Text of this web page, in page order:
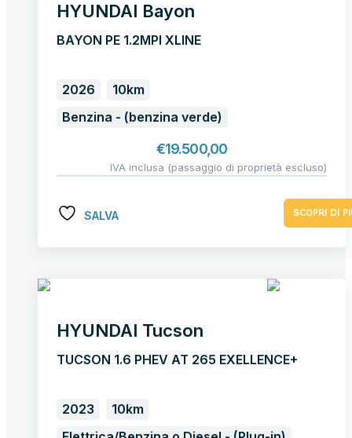
HYUNDAI Bayon
BAYON PE 1.2MPI XLINE
2026
10km
Benzina - (benzina verde)
€19.500,00
IVA inclusa (passaggio di proprietà escluso)
SALVA SCOPRI DI
HYUNDAI Tucson
TUCSON 1.6 PHEV AT 265 EXELLENCE+
2023
10km